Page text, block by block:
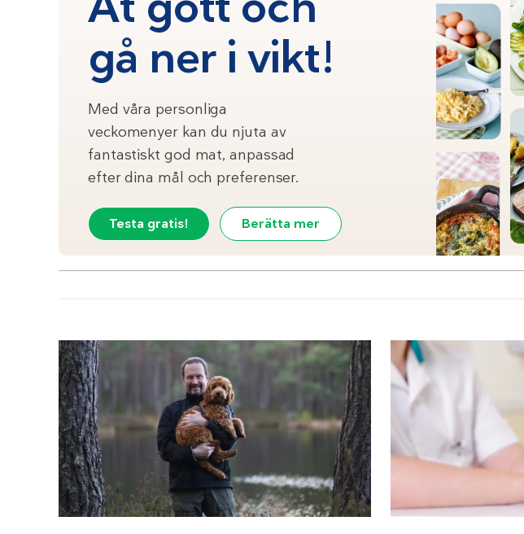
gå ner i vikt!
Med våra personliga
veckomenyer kan du njuta av
fantastiskt god mat, anpassad
efter dina mål och preferenser.
Testa gratis! Berätta mer